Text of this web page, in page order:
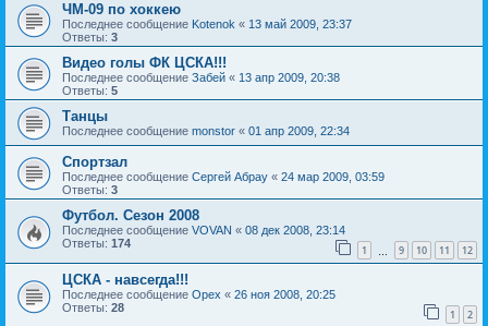
ЧМ-09 по хоккею
Последнее сообщение Kotenok « 13 май 2009, 23:37
Ответы: 3
Видео голы ФК ЦСКА!!!
Последнее сообщение Забей « 13 апр 2009, 20:38
Ответы: 5
Танцы
Последнее сообщение monstor « 01 апр 2009, 22:34
Спортзал
Последнее сообщение Сергей Абрау « 24 мар 2009, 03:59
Ответы: 3
Футбол. Сезон 2008
Последнее сообщение VOVAN « 08 дек 2008, 23:14
Ответы: 174 1 9 10 11 12
ЦСКА - навсегда!!!
Последнее сообщение Орех « 26 ноя 2008, 20:25
Ответы: 28 1 2